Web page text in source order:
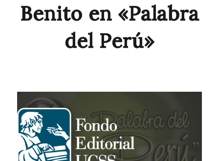
Benito en «Palabra
del Perú»